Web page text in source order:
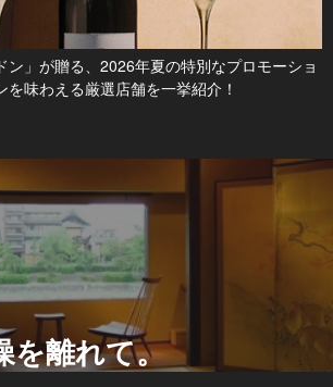
ン」が贈る、2026年夏の特別なプロモーショ
を味わえる厳選店舗を一挙紹介！
を離れて。